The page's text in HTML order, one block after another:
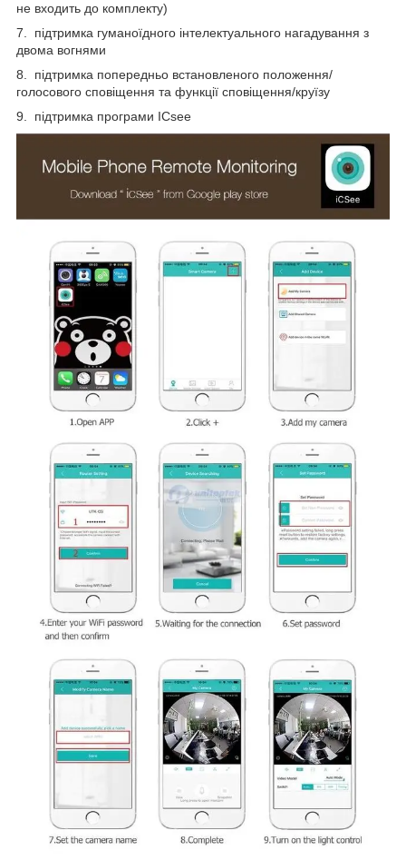
не входить до комплекту)
7. підтримка гуманоїдного інтелектуального нагадування з
двома вогнями
8. підтримка попередньо встановленого положення/
голосового сповіщення та функції сповіщення/круїзу
9. підтримка програми ICsee